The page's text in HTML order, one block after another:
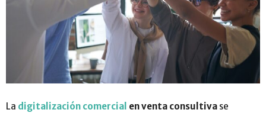
La digitalización comercial en venta consultiva se